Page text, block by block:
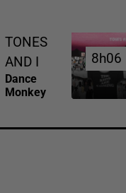
TONES
AND I
Dance
Monkey
8h06
8h06